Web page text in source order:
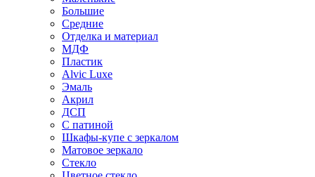
Большие
Средние
Отделка и материал
МДФ
Пластик
Alvic Luxe
Эмаль
Акрил
ДСП
С патиной
Шкафы-купе с зеркалом
Матовое зеркало
Стекло